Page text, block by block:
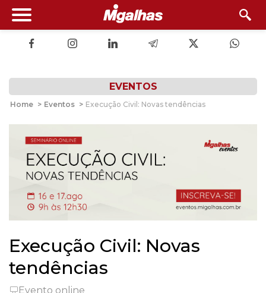
EVENTOS
Home > Eventos > Execução Civil: Novas tendências
Execução Civil: Novas
tendências
Evento online